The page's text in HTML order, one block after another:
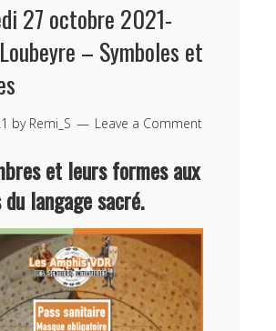
27 octobre 2021-
– Symboles et
by Remi_S Leave a Comment
et leurs formes aux
langage sacré.